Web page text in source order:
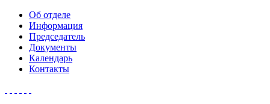
Об отделе
Информация
Председатель
Документы
Календарь
Контакты